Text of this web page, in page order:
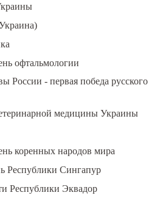
офтальмологии
России - первая победа русского
медицины Украины
коренных народов мира
Республики Сингапур
Республики Эквадор